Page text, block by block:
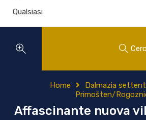
Home
Dalmazia
Primošten/
Affascinante nuova